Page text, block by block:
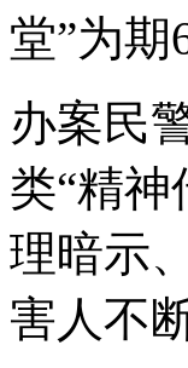
堂”为期
办案民
类“精神
理暗示
害人不